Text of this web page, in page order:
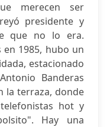
merecen ser
presidente y
que no lo era.
en 1985, hubo un
estacionado
Banderas
la terraza, donde
hot y
Hay una